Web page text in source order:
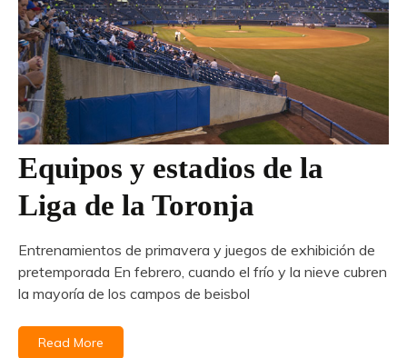
Equipos y estadios de la
Liga de la Toronja
Entrenamientos de primavera y juegos de exhibición de
pretemporada En febrero, cuando el frío y la nieve cubren
la mayoría de los campos de beisbol
Read More